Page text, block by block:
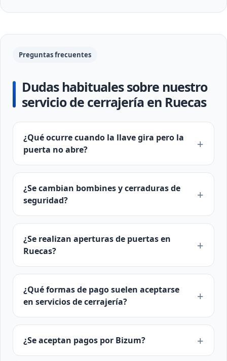
Preguntas frecuentes
Dudas habituales sobre nuestro
servicio de cerrajería en Ruecas
¿Qué ocurre cuando la llave gira pero la
puerta no abre?
¿Se cambian bombines y cerraduras de
seguridad?
¿Se realizan aperturas de puertas en
Ruecas?
¿Qué formas de pago suelen aceptarse
en servicios de cerrajería?
¿Se aceptan pagos por Bizum?